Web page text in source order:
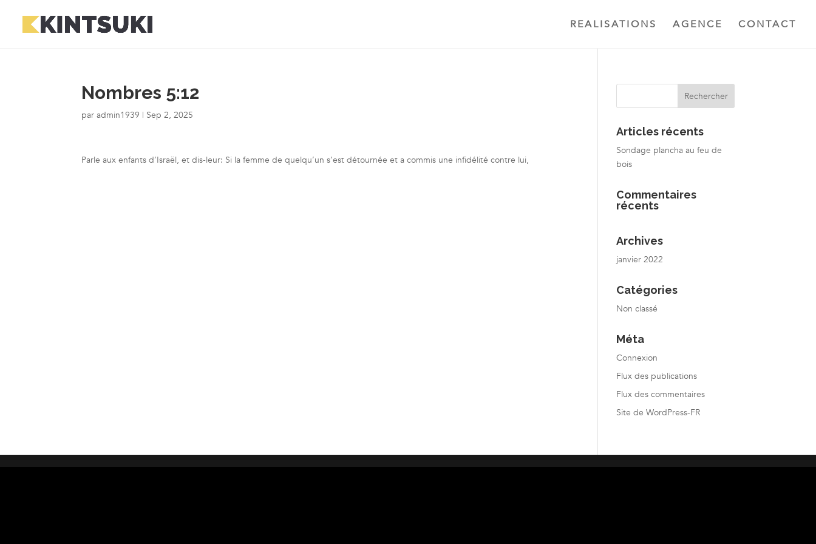
REALISATIONS AGENCE CONTACT
Nombres 5:12
paradmin1939 | Sep 2, 2025
Parle aux enfants d’Israël, et dis-leur: Si la femme de quelqu’un s’est détournée et a commis une infidélité contre lui,
Articles récents
Sondage plancha au feu de
bois
Commentaires
récents
Archives
janvier 2022
Catégories
Non classé
Méta
Connexion
Flux des publications
Flux des commentaires
Site de WordPress-FR